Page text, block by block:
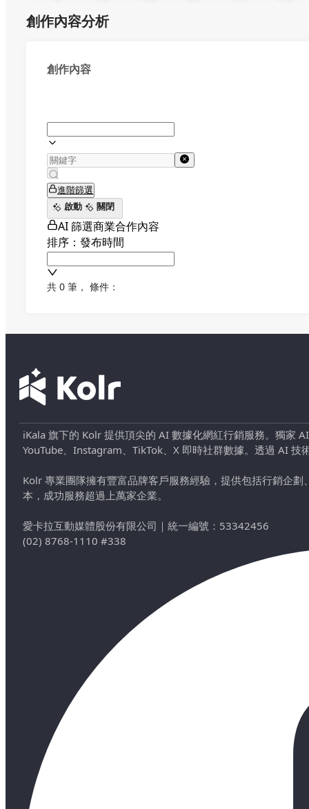
創作內容分析
創作內容
進階篩選
啟動
關閉
AI 篩選商業合作內容
排序：發布時間
共 0 筆 ， 條件：
iKala 旗下的 Kolr 提供頂尖的 AI 數據化網紅行銷服務。獨家
YouTube、Instagram、TikTok、X 即時社群數據。透過 AI
Kolr 專業團隊擁有豐富品牌客戶服務經驗，提供包括行銷企
本，成功服務超過上萬家企業。
愛卡拉互動媒體股份有限公司 ｜ 統一編號：53342456
(02) 8768-1110 #338